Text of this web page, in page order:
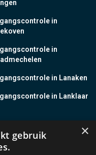
in
in
in Lanaken
in Lanklaar
in
×
gebruik